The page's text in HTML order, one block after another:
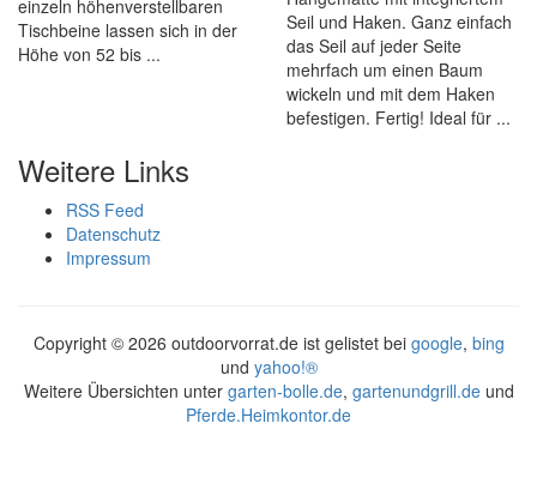
einzeln höhenverstellbaren
Tischbeine lassen sich in der
Höhe von 52 bis ...
Seil und Haken. Ganz einfach
das Seil auf jeder Seite
mehrfach um einen Baum
wickeln und mit dem Haken
befestigen. Fertig! Ideal für ...
Weitere Links
RSS Feed
Datenschutz
Impressum
Copyright © 2026 outdoorvorrat.de ist gelistet bei google, bing
und yahoo!®
Weitere Übersichten unter garten-bolle.de, gartenundgrill.deund
Pferde.Heimkontor.de